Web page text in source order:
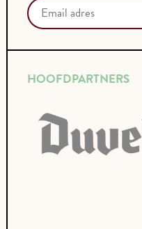
HOOFDPARTNERS